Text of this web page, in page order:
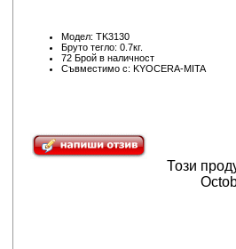
Модел: TK3130
Бруто тегло: 0.7кг.
72 Брой в наличност
Съвместимо с: KYOCERA-MITA
Този